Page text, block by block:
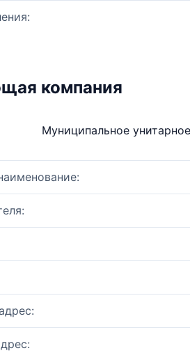
компания
Муниципальное